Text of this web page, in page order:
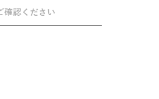
確認ください